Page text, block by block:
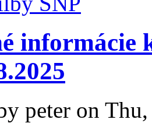
informácie
peter on